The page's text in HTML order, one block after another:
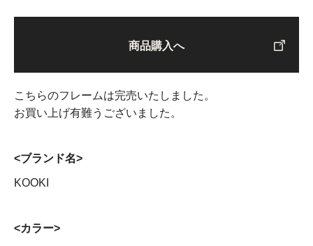
商品購入へ
こちらのフレームは完売いたしました。
お買い上げ有難うございました。
<ブランド名>
KOOKI
<カラー>